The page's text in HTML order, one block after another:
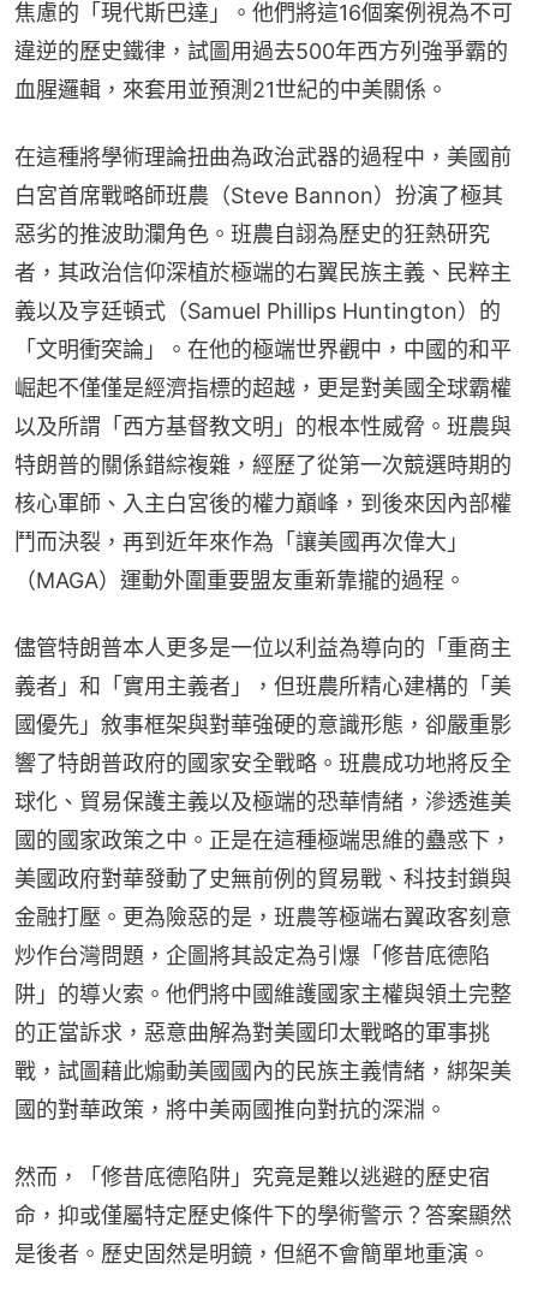
焦慮的「現代斯巴達」。他們將這16個案例視為不可
違逆的歷史鐵律，試圖用過去500年西方列強爭霸的
血腥邏輯，來套用並預測21世紀的中美關係。
在這種將學術理論扭曲為政治武器的過程中，美國前
白宮首席戰略師班農（Steve Bannon）扮演了極其
惡劣的推波助瀾角色。班農自詡為歷史的狂熱研究
者，其政治信仰深植於極端的右翼民族主義、民粹主
義以及亨廷頓式（Samuel Phillips Huntington）的
「文明衝突論」。在他的極端世界觀中，中國的和平
崛起不僅僅是經濟指標的超越，更是對美國全球霸權
以及所謂「西方基督教文明」的根本性威脅。班農與
特朗普的關係錯綜複雜，經歷了從第一次競選時期的
核心軍師、入主白宮後的權力巔峰，到後來因內部權
鬥而決裂，再到近年來作為「讓美國再次偉大」
（MAGA）運動外圍重要盟友重新靠攏的過程。
儘管特朗普本人更多是一位以利益為導向的「重商主
義者」和「實用主義者」，但班農所精心建構的「美
國優先」敘事框架與對華強硬的意識形態，卻嚴重影
響了特朗普政府的國家安全戰略。班農成功地將反全
球化、貿易保護主義以及極端的恐華情緒，滲透進美
國的國家政策之中。正是在這種極端思維的蠱惑下，
美國政府對華發動了史無前例的貿易戰、科技封鎖與
金融打壓。更為險惡的是，班農等極端右翼政客刻意
炒作台灣問題，企圖將其設定為引爆「修昔底德陷
阱」的導火索。他們將中國維護國家主權與領土完整
的正當訴求，惡意曲解為對美國印太戰略的軍事挑
戰，試圖藉此煽動美國國內的民族主義情緒，綁架美
國的對華政策，將中美兩國推向對抗的深淵。
然而，「修昔底德陷阱」究竟是難以逃避的歷史宿
命，抑或僅屬特定歷史條件下的學術警示？答案顯然
是後者。歷史固然是明鏡，但絕不會簡單地重演。